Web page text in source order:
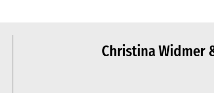
Christina Widmer